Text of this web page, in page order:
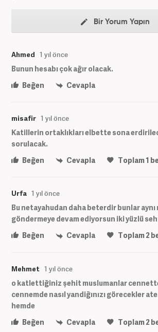
Bir Yorum Yapın
Ahmed 1 yıl önce
Bunun hesabı çok ağır olacak.
Beğen
Cevapla
misafir 1 yıl önce
Katillerin ortaklıkları elbette sona
sorulacak.
Beğen
Cevapla Toplam1
Urfa 1 yıl önce
Bu netayahudan daha beterdir bunlar aynı
göndermeye devam ediyorsun iki yüzlü
Beğen
Cevapla Toplam2
Mehmet 1 yıl önce
o katlettiğiniz şehit muslumanlar
cennemde nasıl yandiğınızı görecekler
hemde
Beğen
Cevapla Toplam2